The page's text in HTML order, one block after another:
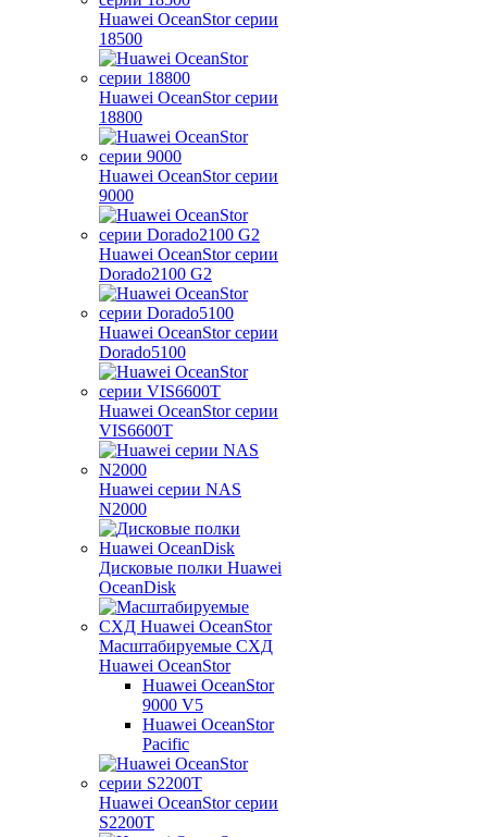
Huawei OceanStor серии
18500
Huawei OceanStor серии
18800
Huawei OceanStor серии
9000
Huawei OceanStor серии
Dorado2100 G2
Huawei OceanStor серии
Dorado5100
Huawei OceanStor серии
VIS6600T
Huawei серии NAS
N2000
Дисковые полки Huawei
OceanDisk
Масштабируемые СХД
Huawei OceanStor
Huawei OceanStor
9000 V5
Huawei OceanStor
Pacific
Huawei OceanStor серии
S2200T